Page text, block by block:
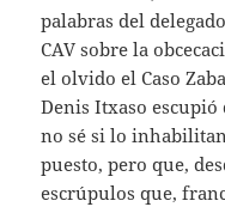
palabras del
CAV sobre la
el olvido el Caso
Denis Itxaso escupió
no sé si lo
puesto, pero que,
escrúpulos que,